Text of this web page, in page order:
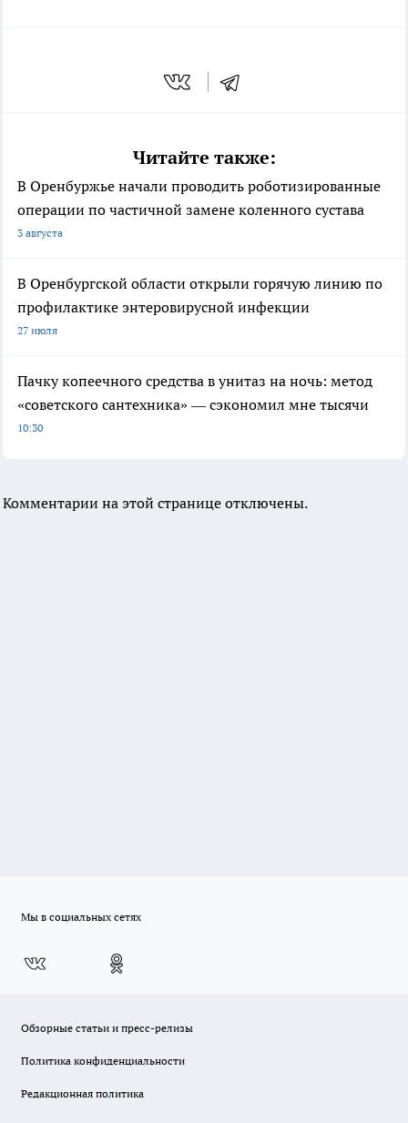
Читайте также:
В Оренбуржье начали проводить роботизированные
операции по частичной замене коленного сустава
3 августа
В Оренбургской области открыли горячую линию по
профилактике энтеровирусной инфекции
27 июля
Пачку копеечного средства в унитаз на ночь: метод
«советского сантехника» — сэкономил мне тысячи
10:30
Комментарии на этой странице отключены.
Мы в социальных сетях
Обзорные статьи и пресс-релизы
Политика конфиденциальности
Редакционная политика